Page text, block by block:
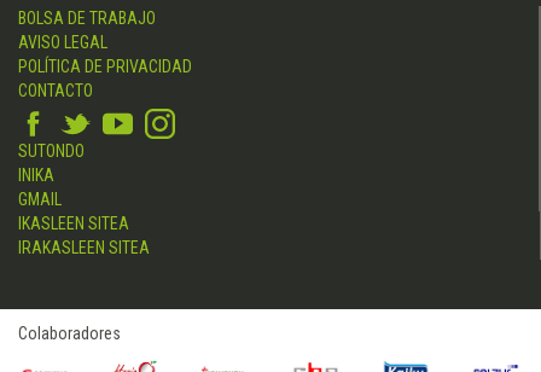
BOLSA DE TRABAJO
AVISO LEGAL
POLÍTICA DE PRIVACIDAD
CONTACTO
SUTONDO
INIKA
GMAIL
IKASLEEN SITEA
IRAKASLEEN SITEA
Colaboradores